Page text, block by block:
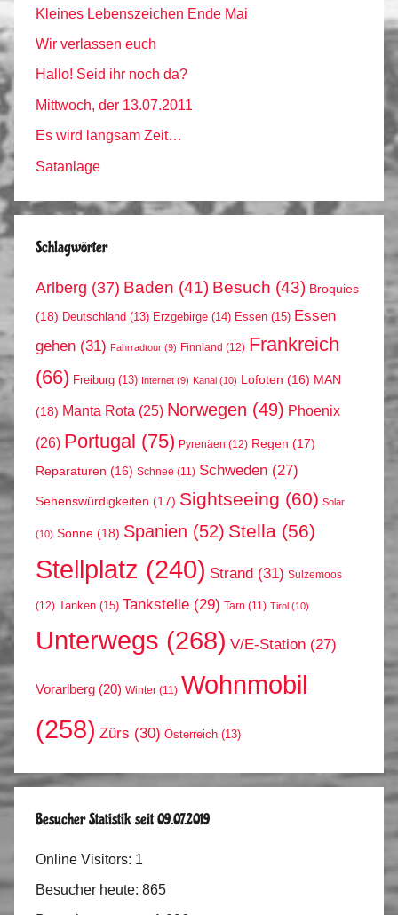
Kleines Lebenszeichen Ende Mai
Wir verlassen euch
Hallo! Seid ihr noch da?
Mittwoch, der 13.07.2011
Es wird langsam Zeit…
Satanlage
Schlagwörter
Arlberg (37) Baden (41) Besuch (43) Broquies
(18) Deutschland (13) Erzgebirge (14) Essen (15) Essen
gehen (31) Fahrradtour (9) Finnland (12) Frankreich
(66) Freiburg (13) Internet (9) Kanal (10) Lofoten (16) MAN
(18) Manta Rota (25) Norwegen (49) Phoenix
(26) Portugal (75) Pyrenäen (12) Regen (17)
Reparaturen (16) Schnee (11) Schweden (27)
Sehenswürdigkeiten (17) Sightseeing (60) Solar
(10) Sonne (18) Spanien (52) Stella (56)
Stellplatz (240) Strand (31) Sulzemoos
(12) Tanken (15) Tankstelle (29) Tarn (11) Tirol (10)
Unterwegs (268) V/E-Station (27)
Vorarlberg (20) Winter (11) Wohnmobil
(258) Zürs (30) Österreich (13)
Besucher Statistik seit 09.07.2019
Online Visitors: 1
Besucher heute: 865